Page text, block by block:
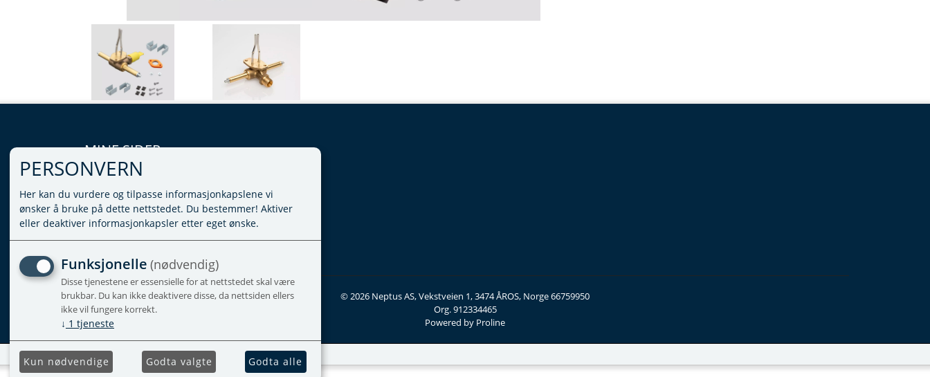
MINE SIDER
LOGG INN
VILKÅR
PERSONVERNERKLÆRING
ADMINISTRER COOKIES
© 2026 Neptus AS, Vekstveien 1, 3474 ÅROS, Norge 66759950
Org. 912334465
Powered by Proline
PERSONVERN
Her kan du vurdere og tilpasse informasjonkapslene vi
ønsker å bruke på dette nettstedet. Du bestemmer! Aktiver
eller deaktiver informasjonkapsler etter eget ønske.
Funksjonelle (nødvendig)
Disse tjenestene er essensielle for at nettstedet skal være
brukbar. Du kan ikke deaktivere disse, da nettsiden ellers
ikke vil fungere korrekt.
↓ 1 tjeneste
Kun nødvendige Godta valgte Godta alle